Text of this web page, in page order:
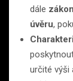
dále
úvěru,
určité výši